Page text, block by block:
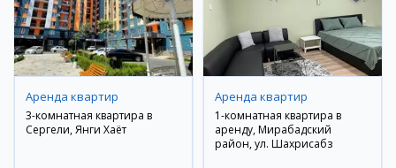
Аренда квартир
3-комнатная квартира в
Сергели, Янги Хаёт
Аренда квартир
1-комнатная квартира в
аренду, Мирабадский
район, ул. Шахрисабз